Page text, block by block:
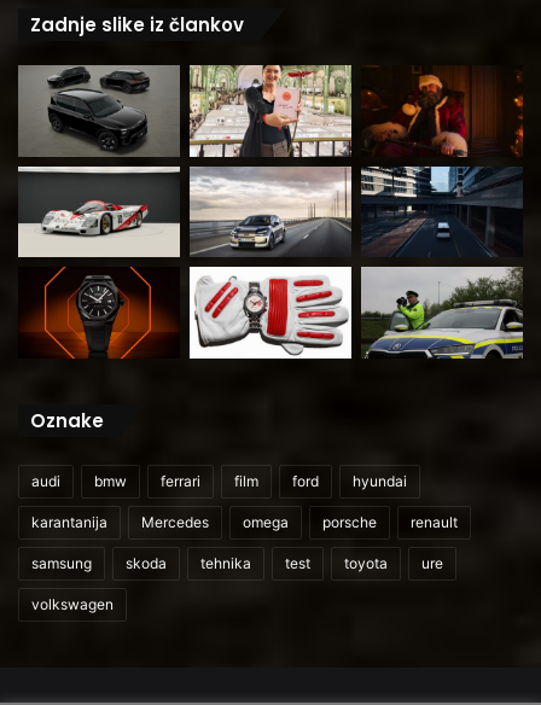
Zadnje slike iz člankov
Oznake
audi bmw ferrari film ford hyundai
karantanija Mercedes omega porsche renault
samsung skoda tehnika test toyota ure
volkswagen